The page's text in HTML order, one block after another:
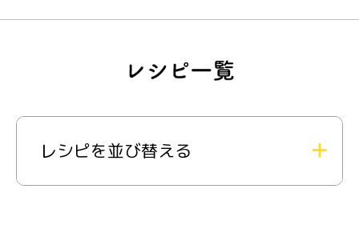
レシピを並び替える